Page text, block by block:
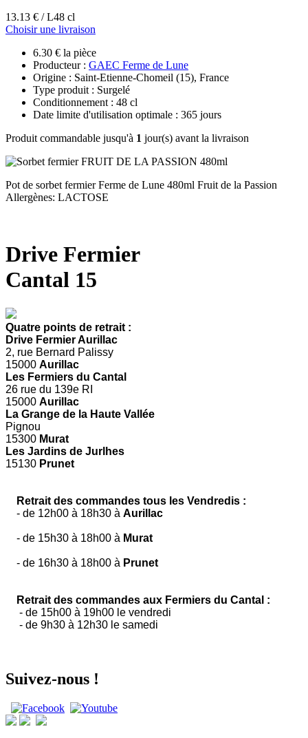
13.13 € / L48 cl
Choisir une livraison
6.30 € la pièce
Producteur : GAEC Ferme de Lune
Origine : Saint-Etienne-Chomeil (15), France
Type produit : Surgelé
Conditionnement : 48 cl
Date limite d'utilisation optimale : 365 jours
Produit commandable jusqu'à 1 jour(s) avant la livraison
Pot de sorbet fermier Ferme de Lune 480ml Fruit de la Passion
Allergènes: LACTOSE
Drive Fermier
Cantal 15
Quatre points de retrait :
Drive Fermier Aurillac
2, rue Bernard Palissy
15000 Aurillac
Les Fermiers du Cantal
26 rue du 139e RI
15000 Aurillac
La Grange de la Haute Vallée
Pignou
15300 Murat
Les Jardins de Jurlhes
15130 Prunet
Retrait des commandes tous les Vendredis :
- de 12h00 à 18h30 à Aurillac
- de 15h30 à 18h00 à Murat
- de 16h30 à 18h00 à Prunet
Retrait des commandes aux Fermiers du Cantal :
- de 15h00 à 19h00 le vendredi
- de 9h30 à 12h30 le samedi
Suivez-nous !